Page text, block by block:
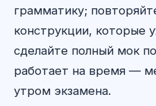
грамматику;
конструкции, которые
сделайте полный мок
работает на время —
утром экзамена.